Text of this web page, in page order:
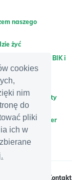
cookies
nim
do
pliki
ich w
naszego
żyć
weryfikacji w BIK i
założenie karty
w Santander
za otwarcie
Kontakt